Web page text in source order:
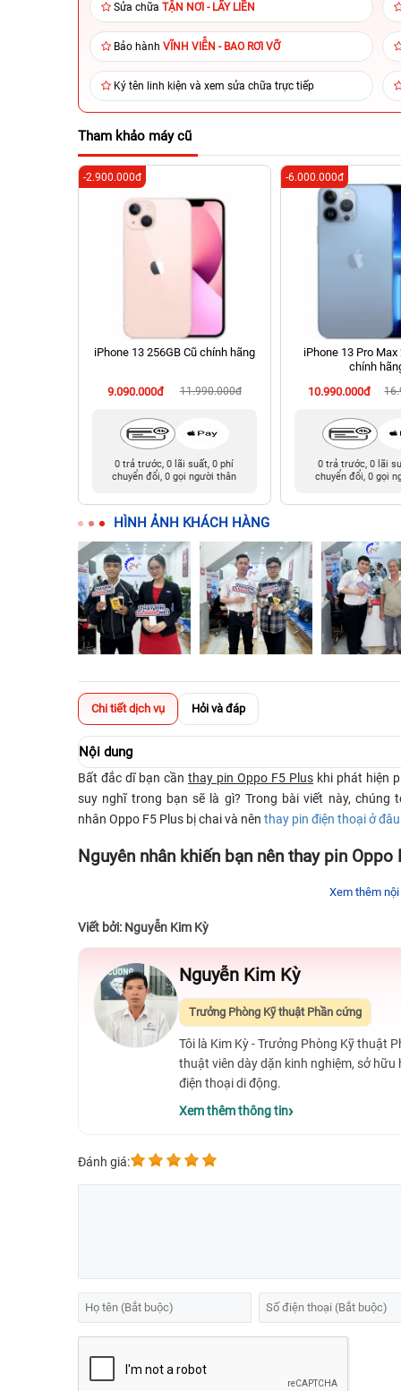
Sửa chữa TẬN NƠI - LẤY LIỀN
Bảo hành VĨNH VIỄN - BAO RƠI VỠ
Ký tên linh kiện và xem sửa chữa trực tiếp
Tham khảo máy cũ
iPhone 13 256GB Cũ chính hãng
9.090.000đ 11.990.000đ
-2.900.000đ
0 trả trước, 0 lãi suất, 0 phí
chuyển đổi, 0 gọi người thân
iPhone 13 Pro Max
chính
10.990.000đ
-6.000.000đ
0 trả trước, 0 lãi
chuyển đổi, 0 gọi
HÌNH ẢNH KHÁCH HÀNG
Chi tiết dịch vụ Hỏi và đáp
Nội dung
Bất đắc dĩ bạn cần thay pin Oppo F5 Plus khi phát hiện
suy nghĩ trong bạn sẽ là gì? Trong bài viết này,
nhân Oppo F5 Plus bị chai và nên thay pin điện thoại ở đâu
Nguyên nhân khiến bạn nên thay pin
Điện thoại Oppo F5 Plus được đánh giá rất cao nhờ
pin của máy mất khả năng cung cấp năng lượng cho điện
Những nguyên nhân dẫn đến pin Oppo F5 Plus bị
Bạn chính là nguyên nhân gây ra tình trạng pin Oppo
Xem thêm nội
Viết bởi: Nguyễn Kim Kỳ
Nguyễn Kim Kỳ
Trưởng Phòng Kỹ thuật Phần cứng
Tôi là Kim Kỳ - Trưởng Phòng Kỹ thuật
thuật viên dày dặn kinh nghiệm, sở
điện thoại di động.
Xem thêm thông tin
Đánh giá: